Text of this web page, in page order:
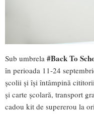
Sub umbrela #Back To
în perioada 11-24
școlii și își întâmpină
și carte școlară, transport
cadou kit de supererou la